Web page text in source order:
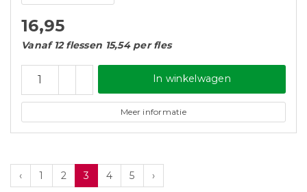
16,95
Vanaf 12 flessen 15,54 per fles
In winkelwagen
Meer informatie
‹ 1 2 3 4 5 ›